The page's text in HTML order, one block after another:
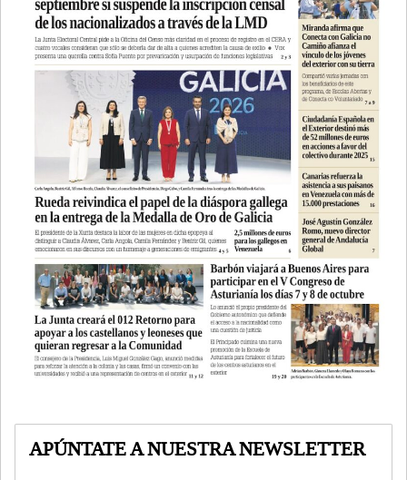
APÚNTATE A NUESTRA NEWSLETTER